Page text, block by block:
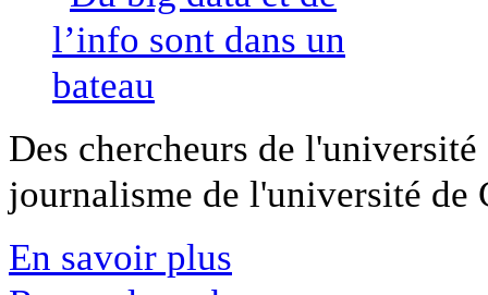
Des chercheurs de
journalisme de l'université
En savoir plus